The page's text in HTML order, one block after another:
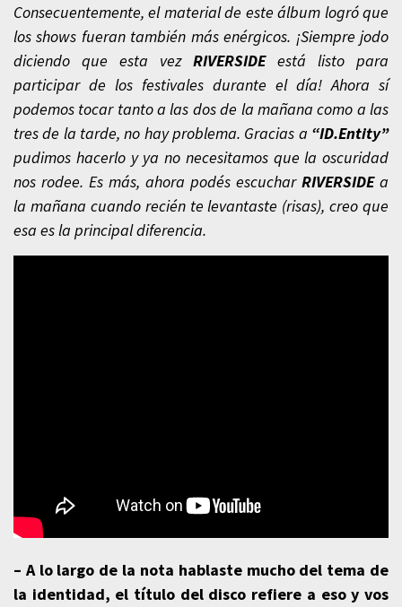
Consecuentemente, el material de este álbum logró que
los shows fueran también más enérgicos. ¡Siempre jodo
diciendo que esta vez RIVERSIDEestá listo para
participar de los festivales durante el día! Ahora sí
podemos tocar tanto a las dos de la mañana como a las
tres de la tarde, no hay problema. Gracias a “ID.Entity”
pudimos hacerlo y ya no necesitamos que la oscuridad
nos rodee. Es más, ahora podés escuchar RIVERSIDEa
la mañana cuando recién te levantaste (risas), creo que
esa es la principal diferencia.
– A lo largo de la nota hablaste mucho del tema de
la identidad, el título del disco refiere a eso y vos